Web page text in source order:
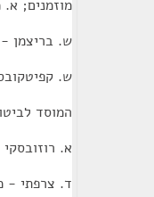
מוזמנים;
ש. בריצמן -
ש.
המוסד
א.
ד. צרפתי -